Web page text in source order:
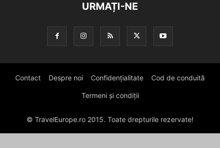
URMAȚI-NE
Contact Despre noi Confidențialitate Cod de conduită
Termeni și condiții
© TravelEurope.ro 2015. Toate drepturile rezervate!